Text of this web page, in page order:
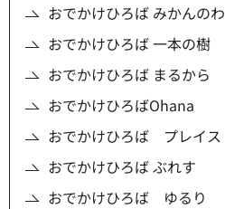
おでかけひろば みかんのわ
おでかけひろば 一本の樹
おでかけひろば まるから
おでかけひろばOhana
おでかけひろば プレイス
おでかけひろば ぶれす
おでかけひろば ゆるり